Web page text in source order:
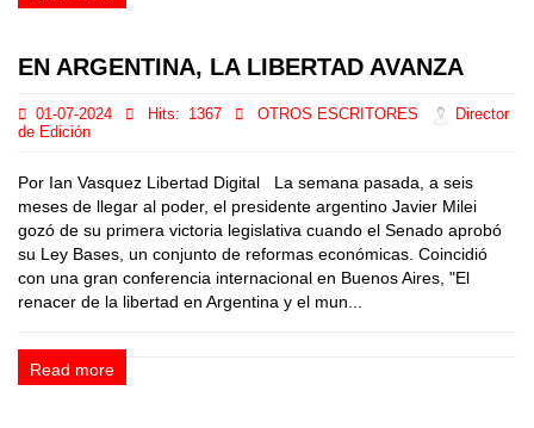
EN ARGENTINA, LA LIBERTAD AVANZA
01-07-2024 Hits: 1367 OTROS ESCRITORES
Director
de Edición
Por Ian Vasquez Libertad Digital La semana pasada, a seis
meses de llegar al poder, el presidente argentino Javier Milei
gozó de su primera victoria legislativa cuando el Senado aprobó
su Ley Bases, un conjunto de reformas económicas. Coincidió
con una gran conferencia internacional en Buenos Aires, "El
renacer de la libertad en Argentina y el mun...
Read more